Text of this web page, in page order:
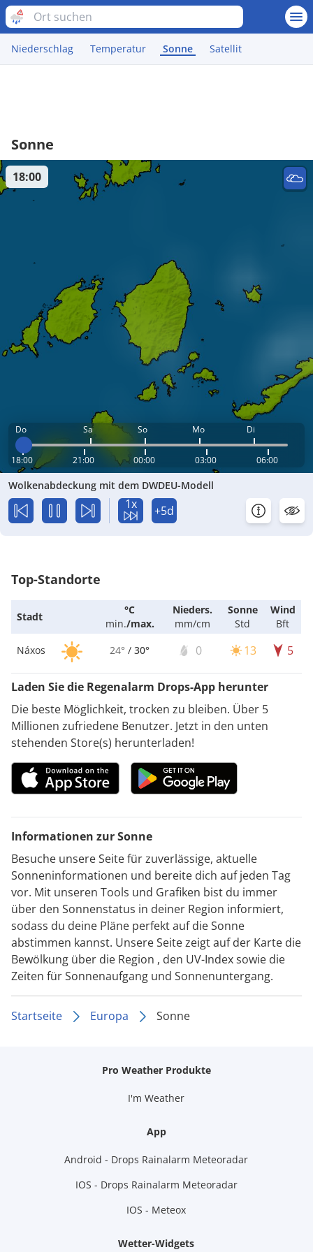
Niederschlag Temperatur Sonne Satellit
Sonne
Do Sa So Mo Di
18:00 21:00 00:00 03:00 06:00
18:00
Wolkenabdeckung mit dem DWDEU-Modell
1x +5d
Top-Standorte
Stadt
°C
min./max.
Nieders.
mm/cm
Sonne
Std
Wind
Bft
Náxos
24° / 30° 0 13 5
Laden Sie die Regenalarm Drops-App herunter
Die beste Möglichkeit, trocken zu bleiben. Über 5
Millionen zufriedene Benutzer. Jetzt in den unten
stehenden Store(s) herunterladen!
Informationen zur Sonne
Besuche unsere Seite für zuverlässige, aktuelle
Sonneninformationen und bereite dich auf jeden Tag
vor. Mit unseren Tools und Grafiken bist du immer
über den Sonnenstatus in deiner Region informiert,
sodass du deine Pläne perfekt auf die Sonne
abstimmen kannst. Unsere Seite zeigt auf der Karte die
Bewölkung über die Region , den UV-Index sowie die
Zeiten für Sonnenaufgang und Sonnenuntergang.
Startseite Europa Sonne
Pro Weather Produkte
I'm Weather
App
Android - Drops Rainalarm Meteoradar
IOS - Drops Rainalarm Meteoradar
IOS - Meteox
Wetter-Widgets